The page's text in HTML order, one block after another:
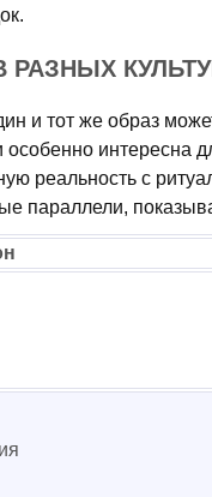
и тот же образ
интересна
реальность с
параллели,